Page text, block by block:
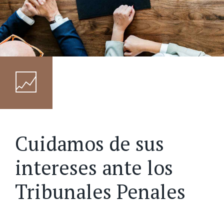
Cuidamos de sus
intereses ante los
Tribunales Penales